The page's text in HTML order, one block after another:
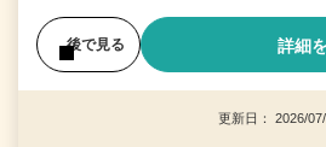
後で見る 詳細
更新日： 2026/